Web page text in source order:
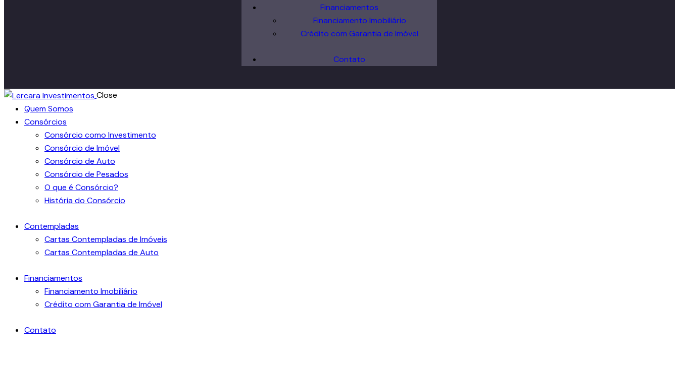
Financiamentos
Financiamento Imobiliário
Crédito com Garantia de Imóvel
Contato
Close
Quem Somos
Consórcios
Consórcio como Investimento
Consórcio de Imóvel
Consórcio de Auto
Consórcio de Pesados
O que é Consórcio?
História do Consórcio
Contempladas
Cartas Contempladas de Imóveis
Cartas Contempladas de Auto
Financiamentos
Financiamento Imobiliário
Crédito com Garantia de Imóvel
Contato